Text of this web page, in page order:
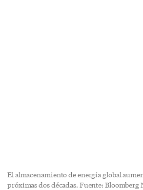
El almacenamiento de energía global
próximas dos décadas. Fuente: Bloomberg